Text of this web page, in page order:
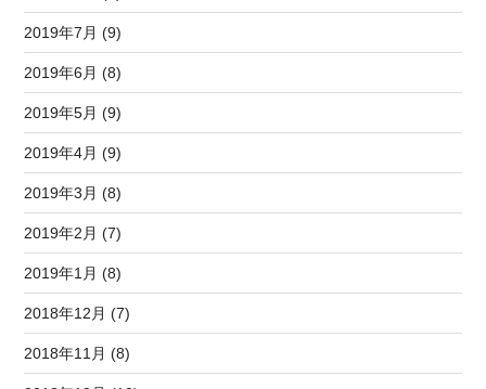
2019年7月 (9)
2019年6月 (8)
2019年5月 (9)
2019年4月 (9)
2019年3月 (8)
2019年2月 (7)
2019年1月 (8)
2018年12月 (7)
2018年11月 (8)